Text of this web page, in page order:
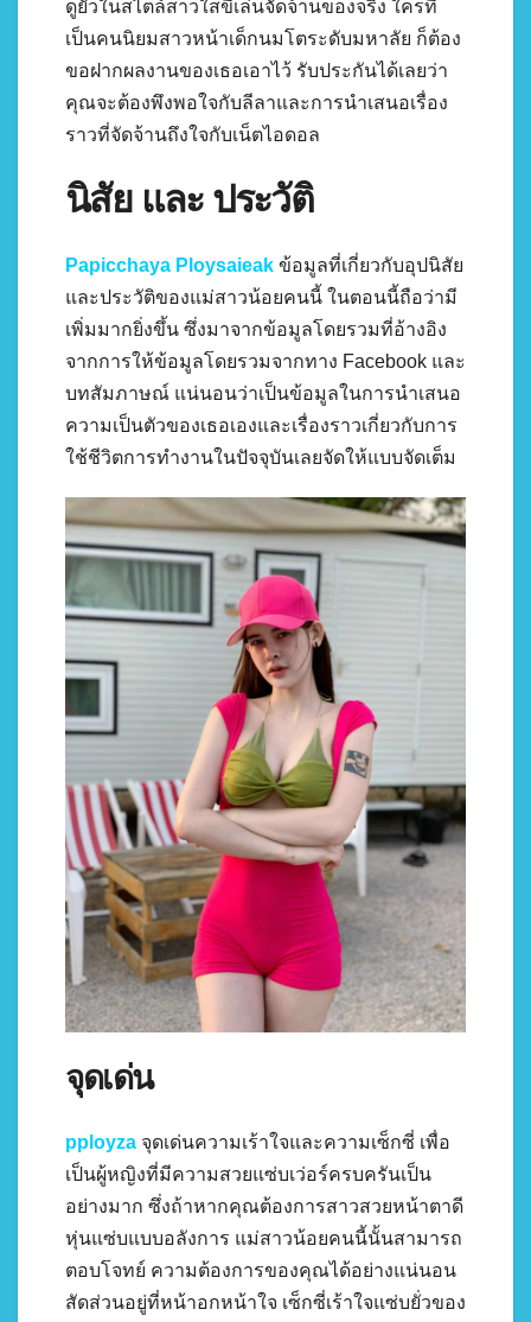
ดูยั่วในสไตล์สาวใสขี้เล่นจัดจ้านของจริง ใครที่
เป็นคนนิยมสาวหน้าเด็กนมโตระดับมหาลัย ก็ต้อง
ขอฝากผลงานของเธอเอาไว้ รับประกันได้เลยว่า
คุณจะต้องพึงพอใจกับลีลาและการนำเสนอเรื่อง
ราวที่จัดจ้านถึงใจกับเน็ตไอดอล
นิสัย และ ประวัติ
Papicchaya Ploysaieak ข้อมูลที่เกี่ยวกับอุปนิสัย
และประวัติของแม่สาวน้อยคนนี้ ในตอนนี้ถือว่ามี
เพิ่มมากยิ่งขึ้น ซึ่งมาจากข้อมูลโดยรวมที่อ้างอิง
จากการให้ข้อมูลโดยรวมจากทาง Facebook และ
บทสัมภาษณ์ แน่นอนว่าเป็นข้อมูลในการนำเสนอ
ความเป็นตัวของเธอเองและเรื่องราวเกี่ยวกับการ
ใช้ชีวิตการทำงานในปัจจุบันเลยจัดให้แบบจัดเต็ม
จุดเด่น
pployza จุดเด่นความเร้าใจและความเซ็กซี่ เพื่อ
เป็นผู้หญิงที่มีความสวยแซ่บเว่อร์ครบครันเป็น
อย่างมาก ซึ่งถ้าหากคุณต้องการสาวสวยหน้าตาดี
หุ่นแซ่บแบบอลังการ แม่สาวน้อยคนนี้นั้นสามารถ
ตอบโจทย์ ความต้องการของคุณได้อย่างแน่นอน
สัดส่วนอยู่ที่หน้าอกหน้าใจ เซ็กซี่เร้าใจแซ่บยั่วของ